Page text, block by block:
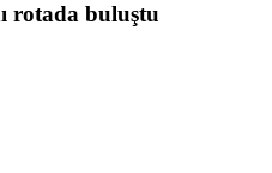
rotada buluştu